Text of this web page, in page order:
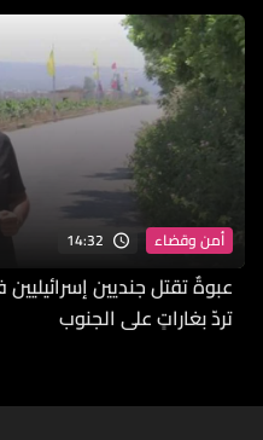
أمن وقضاء 14:32
عبوةٌ تقتل جنديين
تردّ بغاراتٍ على الجنوب